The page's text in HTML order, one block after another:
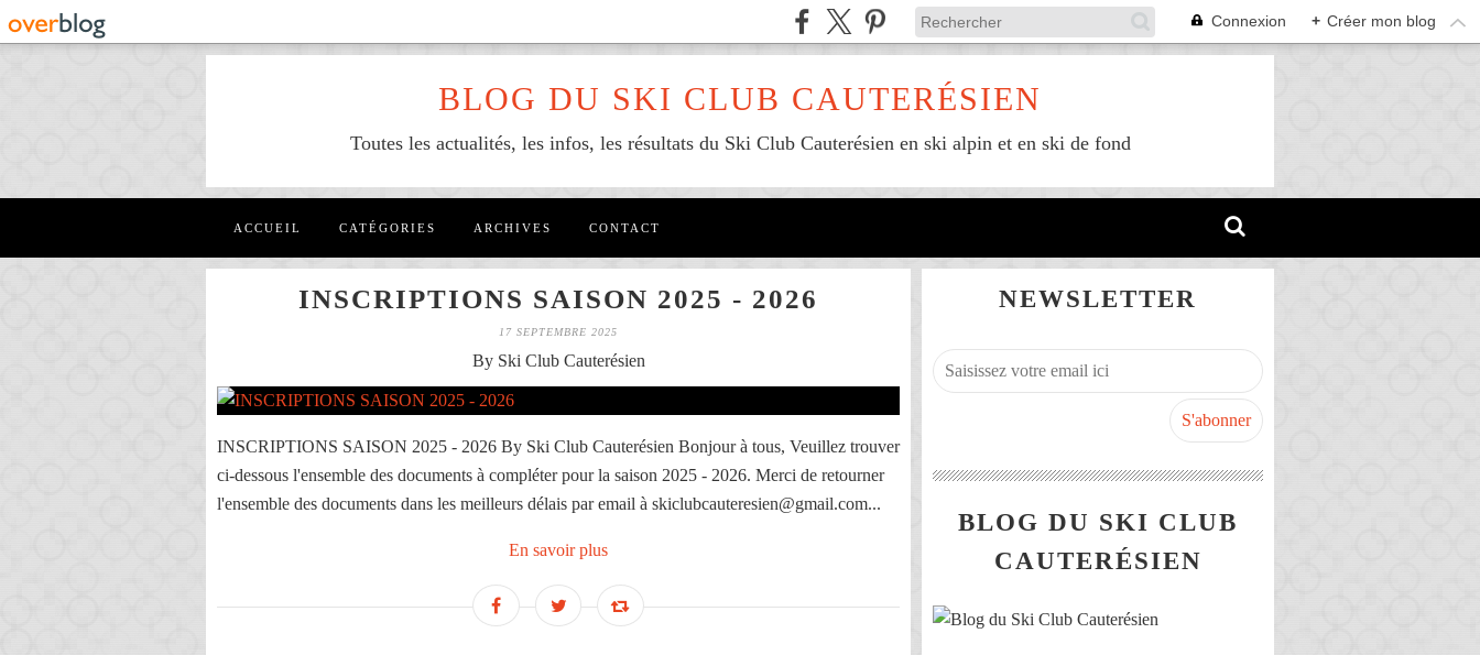
Connexion + Créer mon blog
BLOG DU SKI CLUB CAUTERÉSIEN
Toutes les actualités, les infos, les résultats du Ski Club Cauterésien en ski alpin et en ski de fond
ACCUEIL CATÉGORIES ARCHIVES CONTACT
INSCRIPTIONS SAISON 2025 - 2026
17 SEPTEMBRE 2025
By Ski Club Cauterésien
INSCRIPTIONS SAISON 2025 - 2026 By Ski Club Cauterésien Bonjour à tous, Veuillez trouver
ci-dessous l'ensemble des documents à compléter pour la saison 2025 - 2026. Merci de retourner
l'ensemble des documents dans les meilleurs délais par email à skiclubcauteresien@gmail.com...
En savoir plus
NEWSLETTER
BLOG DU SKI CLUB
CAUTERÉSIEN